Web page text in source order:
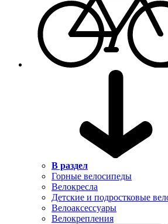
В раздел
Горные велосипеды
Велокресла
Детские и подростковые
Велоаксессуары
Велокрепления